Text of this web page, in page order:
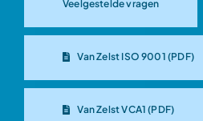
Veelgestelde vragen
Van Zelst ISO 9001 (PDF)
Van Zelst VCA1 (PDF)